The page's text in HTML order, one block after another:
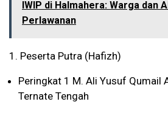
IWIP di Halmahera: Warga dan
Perlawanan
1. Peserta Putra (Hafizh)
Peringkat 1 M. Ali Yusuf Qumail
Ternate Tengah